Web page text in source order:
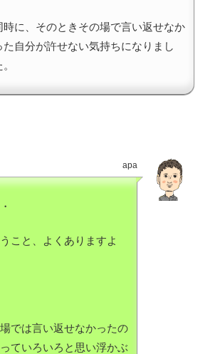
時に、そのときその場で言い返せなか
た自分が許せない気持ちになりまし
apa
こと、よくありますよ
では言い返せなかったの
ていろいろと思い浮かぶ